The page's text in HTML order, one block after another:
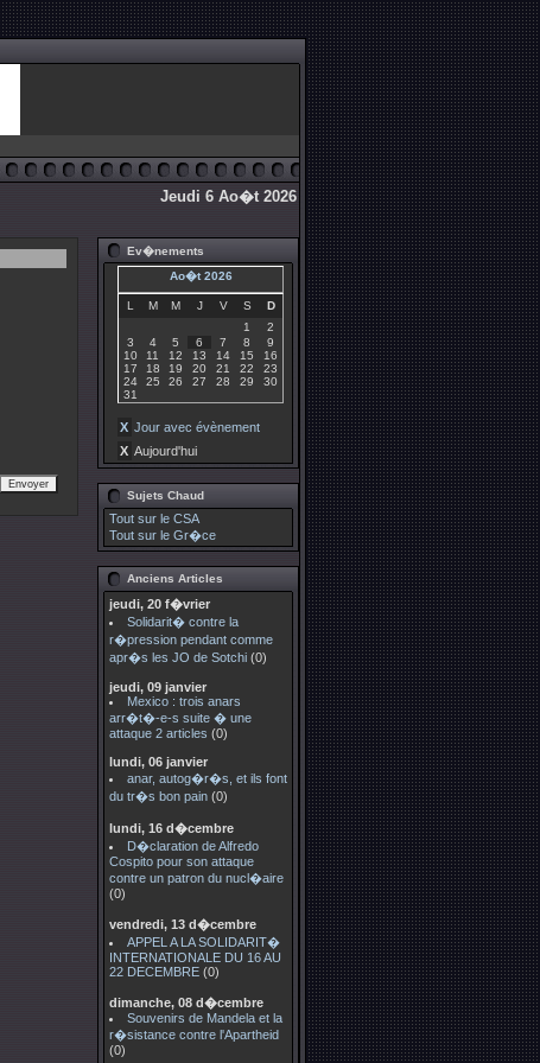
Jeudi 6 Ao�t 2026
Ev�nements
Ao�t 2026
L M M J V S
D
1
2
3
4 5 6 7 8
9
10
11 12 13 14 15
16
17
18 19 20 21 22
23
24
25 26 27 28 29
30
31
X Jour avec évènement
X Aujourd'hui
Sujets Chaud
Tout sur le CSA
Tout sur le Gr�ce
Anciens Articles
jeudi, 20 f�vrier
Solidarit� contre la
r�pression pendant comme
apr�s les JO de Sotchi (0)
jeudi, 09 janvier
Mexico : trois anars
arr�t�-e-s suite � une
attaque 2 articles (0)
lundi, 06 janvier
anar, autog�r�s, et ils font
du tr�s bon pain (0)
lundi, 16 d�cembre
D�claration de Alfredo
Cospito pour son attaque
contre un patron du nucl�aire
(0)
vendredi, 13 d�cembre
APPEL A LA SOLIDARIT�
INTERNATIONALE DU 16 AU
22 DECEMBRE (0)
dimanche, 08 d�cembre
Souvenirs de Mandela et la
r�sistance contre l'Apartheid
(0)